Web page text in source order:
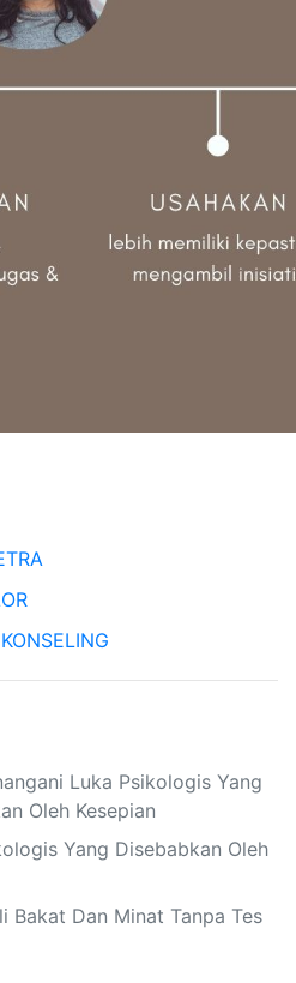
Luka Psikologis Yang
Oleh Kesepian
Yang Disebabkan Oleh
Bakat Dan Minat Tanpa Tes